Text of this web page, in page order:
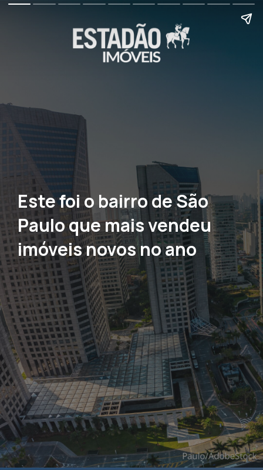
Este foi o bairro de São
Paulo que mais vendeu
imóveis novos no ano